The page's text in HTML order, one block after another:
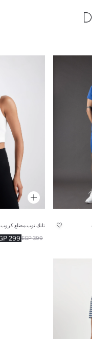
تانك توب مضلع كروب
299 EGP 399 EGP